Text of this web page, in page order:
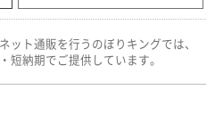
ット通販を行うのぼりキングでは、
短納期でご提供しています。